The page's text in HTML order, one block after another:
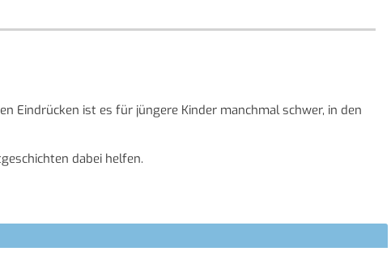
Eindrücken ist es für jüngere Kinder manchmal schwer, in den
dabei helfen.
versammelt Feen, Gnomen, magische Kreaturen